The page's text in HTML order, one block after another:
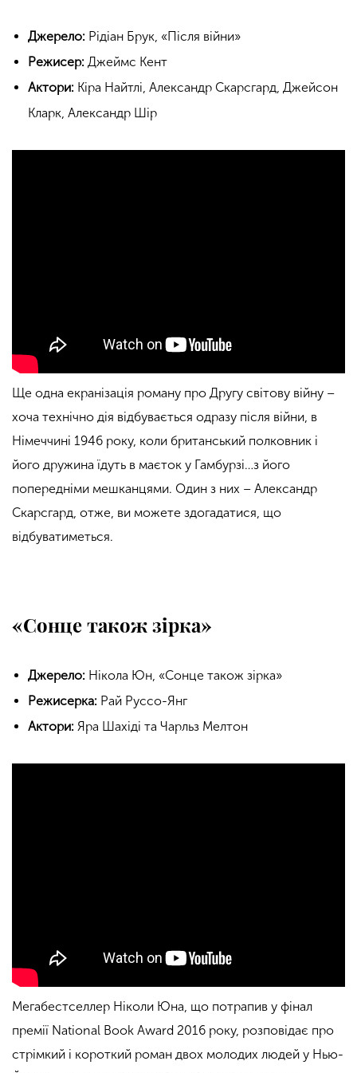
Джерело: Рідіан Брук, «Після війни»
Режисер: Джеймс Кент
Актори: Кіра Найтлі, Александр Скарсгард, Джейсон
Кларк, Александр Шір
Ще одна екранізація роману про Другу світову війну –
хоча технічно дія відбувається одразу після війни, в
Німеччині 1946 року, коли британський полковник і
його дружина їдуть в маєток у Гамбурзі…з його
попередніми мешканцями. Один з них – Александр
Скарсгард, отже, ви можете здогадатися, що
відбуватиметься.
«Сонце також зірка»
Джерело: Нікола Юн, «Сонце також зірка»
Режисерка: Рай Руссо-Янг
Актори: Яра Шахіді та Чарльз Мелтон
Мегабестселлер Ніколи Юна, що потрапив у фінал
премії National Book Award 2016 року, розповідає про
стрімкий і короткий роман двох молодих людей у Нью-